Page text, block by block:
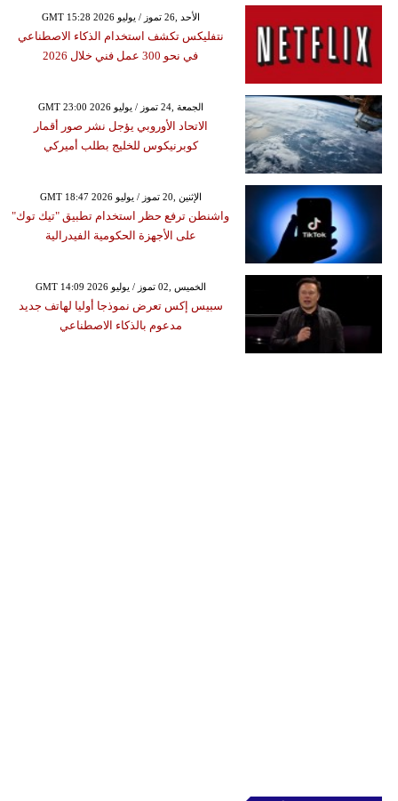
GMT 15:28 2026 الأحد ,26 تموز / يوليو
نتفليكس تكشف استخدام الذكاء الاصطناعي
في نحو 300 عمل فني خلال 2026
GMT 23:00 2026 الجمعة ,24 تموز / يوليو
الاتحاد الأوروبي يؤجل نشر صور أقمار
كوبرنيكوس للخليج بطلب أميركي
GMT 18:47 2026 الإثنين ,20 تموز / يوليو
واشنطن ترفع حظر استخدام تطبيق "تيك توك"
على الأجهزة الحكومية الفيدرالية
GMT 14:09 2026 الخميس ,02 تموز / يوليو
سبيس إكس تعرض نموذجا أوليا لهاتف جديد
مدعوم بالذكاء الاصطناعي